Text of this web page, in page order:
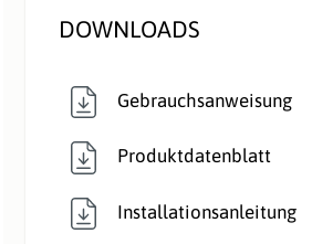
direkt:
Rauchrohranschlu
ss:
Speicherofen:
Verbrennungsluft:
DOWNLOADS
Gebrauchsanweisung
Produktdatenblatt
Installationsanleitung